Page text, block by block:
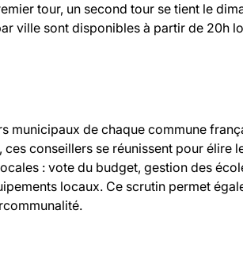
tour, un second tour se tient le
ville sont disponibles à partir de 20h
municipaux de chaque commune
conseillers se réunissent pour élire
: vote du budget, gestion des
locaux. Ce scrutin permet